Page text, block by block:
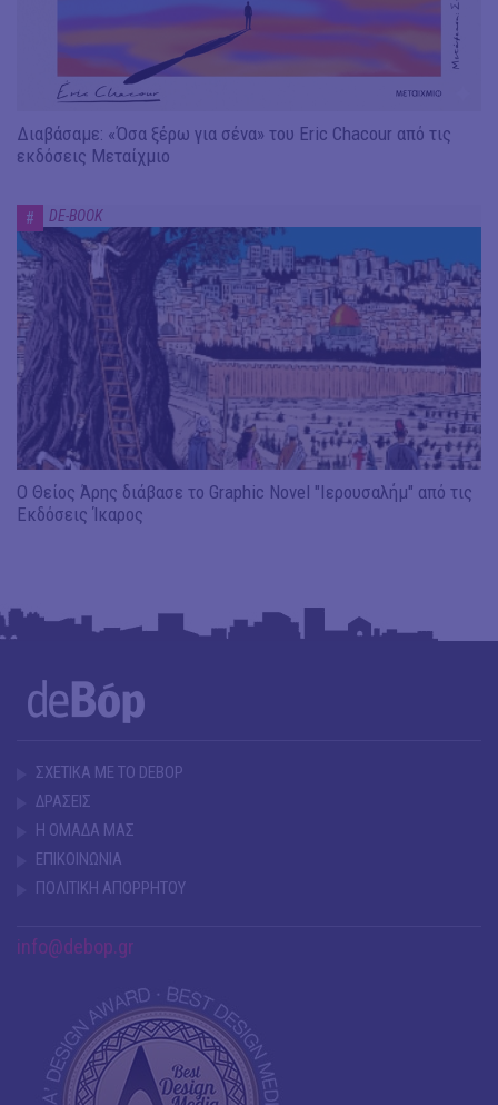
Διαβάσαμε: «Όσα ξέρω για σένα» του Eric Chacour από τις
εκδόσεις Μεταίχμιο
# DE-BOOK
Ο Θείος Άρης διάβασε το Graphic Novel "Ιερουσαλήμ" από τις
Εκδόσεις Ίκαρος
ΣΧΕΤΙΚΑ ΜΕ ΤΟ DEBOP
ΔΡΑΣΕΙΣ
Η ΟΜΑΔΑ ΜΑΣ
ΕΠΙΚΟΙΝΩΝΙΑ
ΠΟΛΙΤΙΚΗ ΑΠΟΡΡΗΤΟΥ
info@debop.gr